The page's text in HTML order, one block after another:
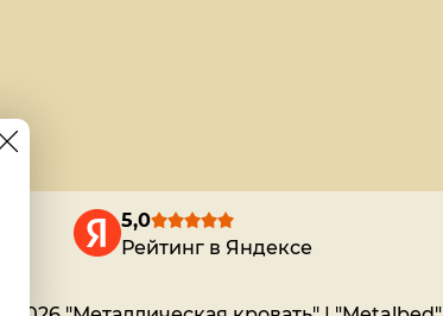
5,0
Рейтинг в Яндексе